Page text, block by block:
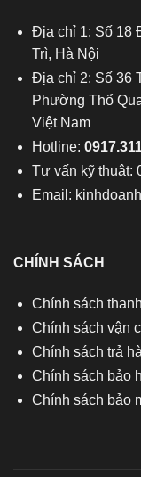
Địa chỉ 1: Số 18
Trì, Hà Nội
Địa chỉ 2: Số 36
Phường Thổ
Việt Nam
Hotline:
Tư vấn kỹ thuật:
Email:
CHÍNH SÁCH
Chính sách
Chính sách vận
Chính sách trả
Chính sách bảo
Chính sách bảo